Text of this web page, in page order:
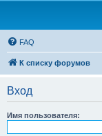
FAQ
К списку форумов
Вход
Имя пользователя: